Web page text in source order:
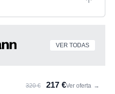
VER TODAS
320 € 217 €Ver oferta →